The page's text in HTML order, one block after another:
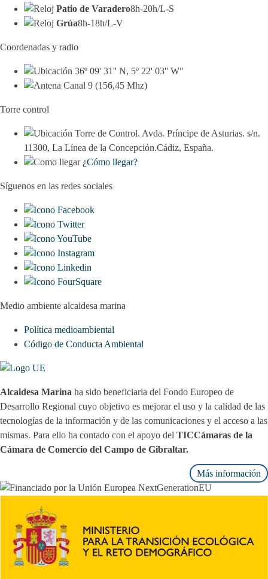
Patio de Varadero8h-20h/L-S
Grúa8h-18h/L-V
Coordenadas y radio
36º 09' 31'' N, 5º 22' 03'' W"
Canal 9 (156,45 Mhz)
Torre control
Torre de Control. Avda. Príncipe de Asturias. s/n.
11300, La Línea de la Concepción.Cádiz, España.
¿Cómo llegar?
Síguenos en las redes sociales
Medio ambiente alcaidesa marina
Política medioambiental
Código de Conducta Ambiental
Alcaidesa Marina ha sido beneficiaria del Fondo Europeo de
Desarrollo Regional cuyo objetivo es mejorar el uso y la calidad de las
tecnologías de la información y de las comunicaciones y el acceso a las
mismas. Para ello ha contado con el apoyo del TICCámaras de la
Cámara de Comercio del Campo de Gibraltar.
Más información